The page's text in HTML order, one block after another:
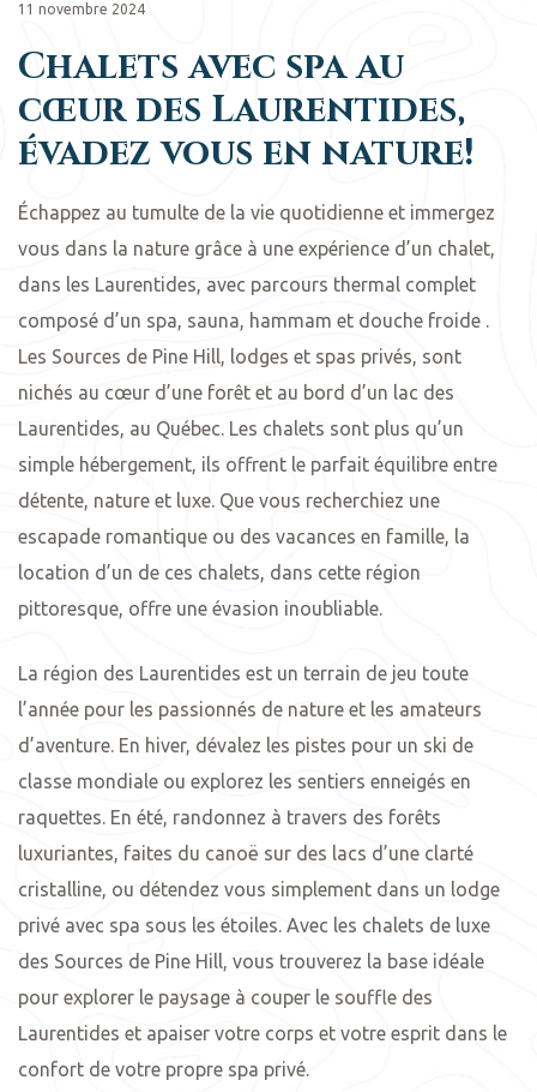
Chalets avec spa au
cœur des Laurentides,
évadez vous en nature!
11 novembre 2024
Échappez au tumulte de la vie quotidienne et immergez
vous dans la nature grâce à une expérience d’un chalet,
dans les Laurentides, avec parcours thermal complet
composé d’un spa, sauna, hammam et douche froide .
Les Sources de Pine Hill, lodges et spas privés, sont
nichés au cœur d’une forêt et au bord d’un lac des
Laurentides, au Québec. Les chalets sont plus qu’un
simple hébergement, ils offrent le parfait équilibre entre
détente, nature et luxe. Que vous recherchiez une
escapade romantique ou des vacances en famille, la
location d’un de ces chalets, dans cette région
pittoresque, offre une évasion inoubliable.
La région des Laurentides est un terrain de jeu toute
l’année pour les passionnés de nature et les amateurs
d’aventure. En hiver, dévalez les pistes pour un ski de
classe mondiale ou explorez les sentiers enneigés en
raquettes. En été, randonnez à travers des forêts
luxuriantes, faites du canoë sur des lacs d’une clarté
cristalline, ou détendez vous simplement dans un lodge
privé avec spa sous les étoiles. Avec les chalets de luxe
des Sources de Pine Hill, vous trouverez la base idéale
pour explorer le paysage à couper le souffle des
Laurentides et apaiser votre corps et votre esprit dans le
confort de votre propre spa privé.